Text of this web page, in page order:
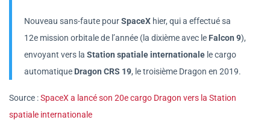
Nouveau sans-faute pourSpaceX hier, qui a effectué sa
12e mission orbitale de l’année (la dixième avec le Falcon 9),
envoyant vers la Station spatiale internationale le cargo
automatique Dragon CRS 19, le troisième Dragon en 2019.
Source :SpaceX a lancé son 20e cargo Dragon vers la Station
spatiale internationale